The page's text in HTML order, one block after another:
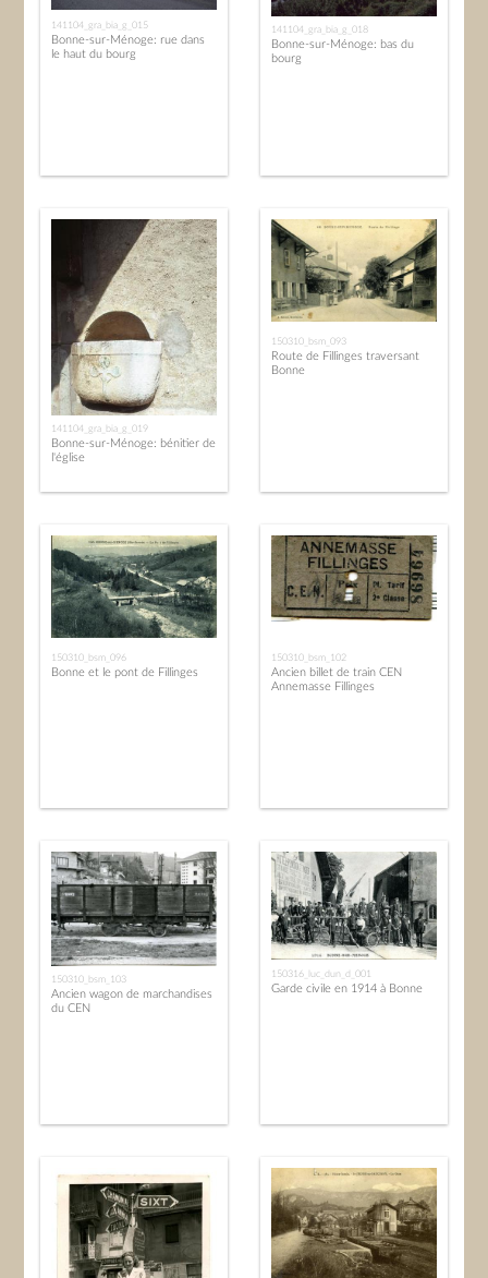
141104_gra_bia_g_015
Bonne-sur-Ménoge: rue dans
le haut du bourg
141104_gra_bia_g_018
Bonne-sur-Ménoge: bas du
bourg
141104_gra_bia_g_019
Bonne-sur-Ménoge: bénitier de
l'église
150310_bsm_093
Route de Fillinges traversant
Bonne
150310_bsm_096
Bonne et le pont de Fillinges
150310_bsm_102
Ancien billet de train CEN
Annemasse Fillinges
150310_bsm_103
Ancien wagon de marchandises
du CEN
150316_luc_dun_d_001
Garde civile en 1914 à Bonne